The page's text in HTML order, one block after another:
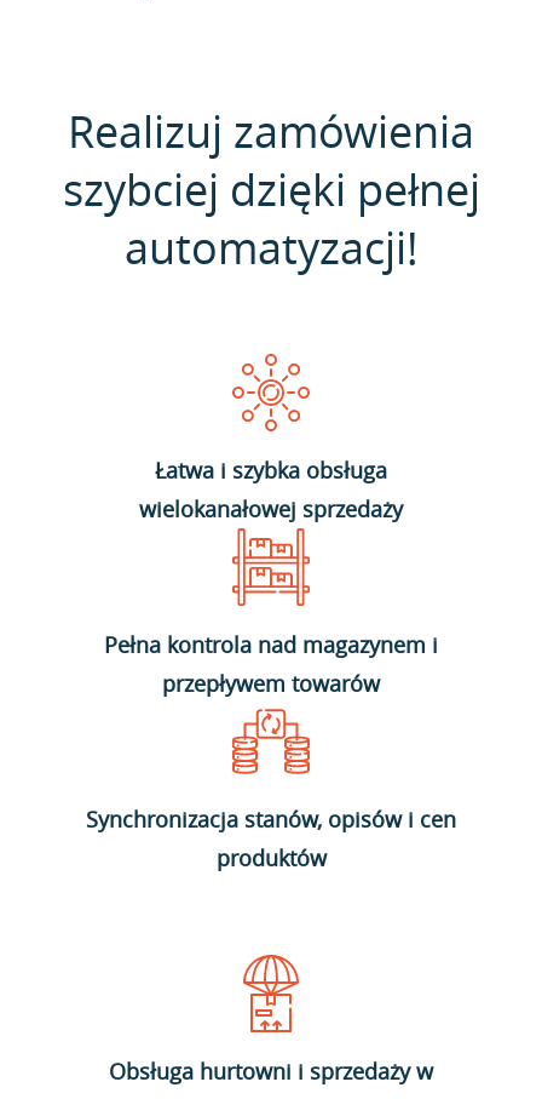
Realizuj zamówienia
szybciej dzięki pełnej
automatyzacji!
Łatwa i szybka obsługa
wielokanałowej sprzedaży
Pełna kontrola nad magazynem i
przepływem towarów
Synchronizacja stanów, opisów i cen
produktów
Obsługa hurtowni i sprzedaży w